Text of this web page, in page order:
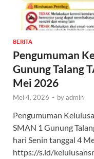
BERITA
Pengumuman
Gunung Talang
Mei 2026
Mei 4, 2026 - byadmin
Pengumuman
SMAN 1 Gunung
hari Senin tanggal 4
https://s.id/